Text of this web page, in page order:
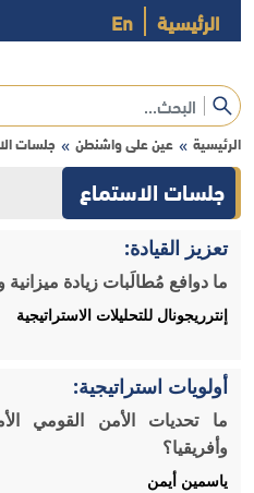
الرئيسية En
الرئيسية » عين على واشنطن » جلسات
جلسات الاستماع
تعزيز القيادة:
ما دوافع مُطالَبات زيادة ميزانية
إنترريجونال للتحليلات الاستراتيجية
أولويات استراتيجية:
ما تحديات الأمن القومي
وأفريقيا؟
ياسمين أيمن